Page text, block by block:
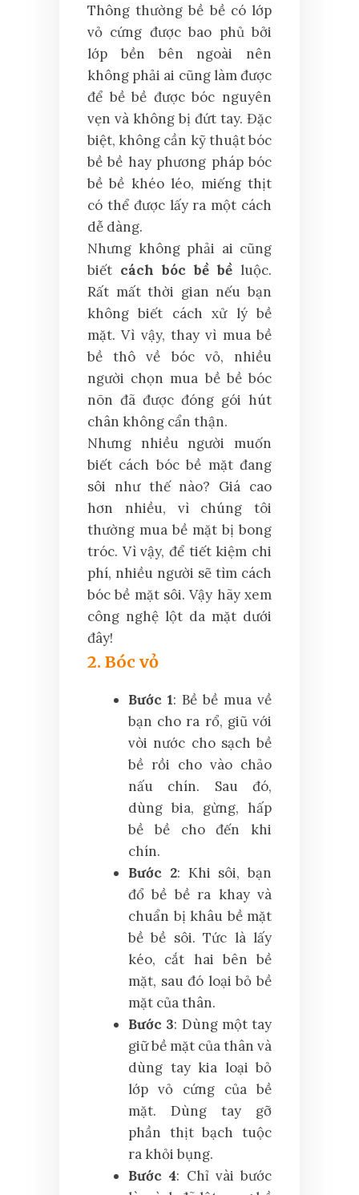
Thông thường bề bề có lớp
vỏ cứng được bao phủ bởi
lớp bền bên ngoài nên
không phải ai cũng làm được
để bề bề được bóc nguyên
vẹn và không bị đứt tay. Đặc
biệt, không cần kỹ thuật bóc
bề bề hay phương pháp bóc
bề bề khéo léo, miếng thịt
có thể được lấy ra một cách
dễ dàng.
Nhưng không phải ai cũng
biết cách bóc bề bề luộc.
Rất mất thời gian nếu bạn
không biết cách xử lý bề
mặt. Vì vậy, thay vì mua bề
bề thô về bóc vỏ, nhiều
người chọn mua bề bề bóc
nõn đã được đóng gói hút
chân không cẩn thận.
Nhưng nhiều người muốn
biết cách bóc bề mặt đang
sôi như thế nào? Giá cao
hơn nhiều, vì chúng tôi
thường mua bề mặt bị bong
tróc. Vì vậy, để tiết kiệm chi
phí, nhiều người sẽ tìm cách
bóc bề mặt sôi. Vậy hãy xem
công nghệ lột da mặt dưới
đây!
2. Bóc vỏ
Bước 1: Bề bề mua về
bạn cho ra rổ, giũ với
vòi nước cho sạch bề
bề rồi cho vào chảo
nấu chín. Sau đó,
dùng bia, gừng, hấp
bề bề cho đến khi
chín.
Bước 2: Khi sôi, bạn
đổ bề bề ra khay và
chuẩn bị khâu bề mặt
bề bề sôi. Tức là lấy
kéo, cắt hai bên bề
mặt, sau đó loại bỏ bề
mặt của thân.
Bước 3: Dùng một tay
giữ bề mặt của thân và
dùng tay kia loại bỏ
lớp vỏ cứng của bề
mặt. Dùng tay gỡ
phần thịt bạch tuộc
ra khỏi bụng.
Bước 4: Chỉ vài bước